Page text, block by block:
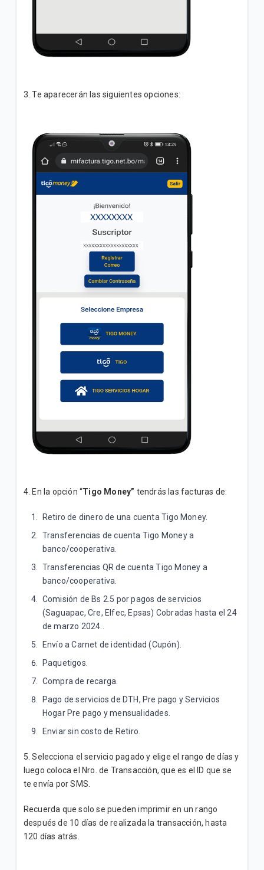
3. Te aparecerán las siguientes opciones:
4. En la opción “Tigo Money” tendrás las facturas de:
Retiro de dinero de una cuenta Tigo Money.
Transferencias de cuenta Tigo Money a
banco/cooperativa.
Transferencias QR de cuenta Tigo Money a
banco/cooperativa.
Comisión de Bs 2.5 por pagos de servicios
(Saguapac, Cre, Elfec, Epsas) Cobradas hasta el 24
de marzo 2024..
Envío a Carnet de identidad (Cupón).
Paquetigos.
Compra de recarga.
Pago de servicios de DTH, Pre pago y Servicios
Hogar Pre pago y mensualidades.
Enviar sin costo de Retiro.
5. Selecciona el servicio pagado y elige el rango de días y
luego coloca el Nro. de Transacción, que es el ID que se
te envía por SMS.
Recuerda que solo se pueden imprimir en un rango
después de 10 días de realizada la transacción, hasta
120 días atrás.